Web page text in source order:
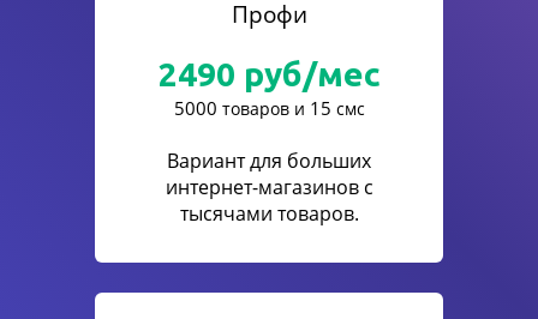
Профи
2490 руб/мес
5000 товаров и 15 смс
Вариант для больших
интернет-магазинов с
тысячами товаров.